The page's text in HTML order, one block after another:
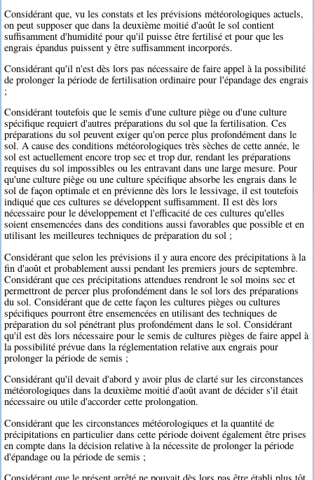
Considérant que, vu les constats et les prévisions météorologiques actuels,
on peut supposer que dans la deuxième moitié d'août le sol contient
suffisamment d'humidité pour qu'il puisse être fertilisé et pour que les
engrais épandus puissent y être suffisamment incorporés.
Considérant qu'il n'est dès lors pas nécessaire de faire appel à la possibilité
de prolonger la période de fertilisation ordinaire pour l'épandage des engrais
;
Considérant toutefois que le semis d'une culture piège ou d'une culture
spécifique requiert d'autres préparations du sol que la fertilisation. Ces
préparations du sol peuvent exiger qu'on perce plus profondément dans le
sol. A cause des conditions météorologiques très sèches de cette année, le
sol est actuellement encore trop sec et trop dur, rendant les préparations
requises du sol impossibles ou les entravant dans une large mesure. Pour
qu'une culture piège ou une culture spécifique absorbe les engrais dans le
sol de façon optimale et en prévienne dès lors le lessivage, il est toutefois
indiqué que ces cultures se développent suffisamment. Il est dès lors
nécessaire pour le développement et l'efficacité de ces cultures qu'elles
soient ensemencées dans des conditions aussi favorables que possible et en
utilisant les meilleures techniques de préparation du sol ;
Considérant que selon les prévisions il y aura encore des précipitations à la
fin d'août et probablement aussi pendant les premiers jours de septembre.
Considérant que ces précipitations attendues rendront le sol moins sec et
permettront de percer plus profondément dans le sol lors des préparations
du sol. Considérant que de cette façon les cultures pièges ou cultures
spécifiques pourront être ensemencées en utilisant des techniques de
préparation du sol pénétrant plus profondément dans le sol. Considérant
qu'il est dès lors nécessaire pour le semis de cultures pièges de faire appel à
la possibilité prévue dans la réglementation relative aux engrais pour
prolonger la période de semis ;
Considérant qu'il devait d'abord y avoir plus de clarté sur les circonstances
météorologiques dans la deuxième moitié d'août avant de décider s'il était
nécessaire ou utile d'accorder cette prolongation.
Considérant que les circonstances météorologiques et la quantité de
précipitations en particulier dans cette période doivent également être prises
en compte dans la décision relative à la nécessite de prolonger la période
d'épandage ou la période de semis ;